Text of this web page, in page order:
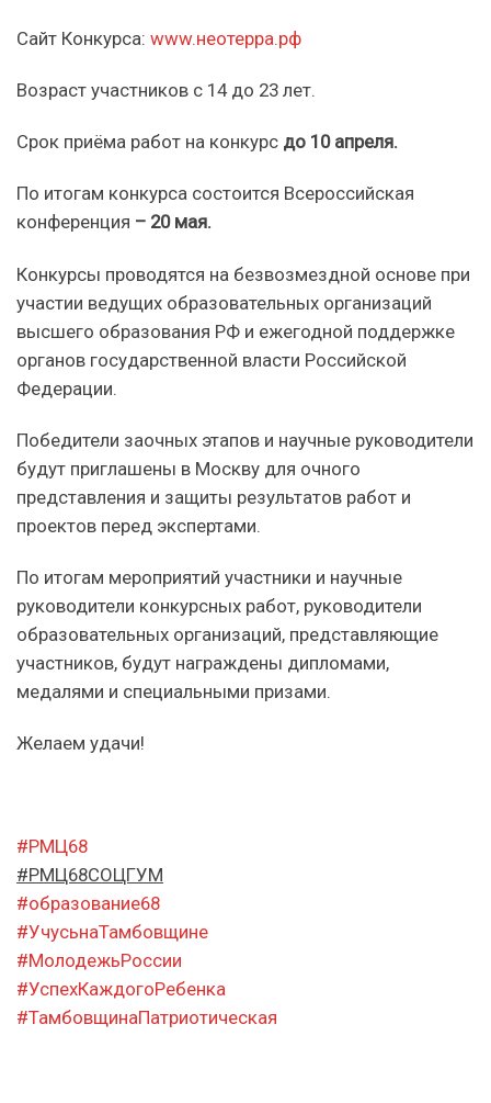
Сайт Конкурса: www.неотерра.рф
Возраст участников с 14 до 23 лет.
Срок приёма работ на конкурс до 10 апреля.
По итогам конкурса состоится Всероссийская
конференция – 20 мая.
Конкурсы проводятся на безвозмездной основе при
участии ведущих образовательных организаций
высшего образования РФ и ежегодной поддержке
органов государственной власти Российской
Федерации.
Победители заочных этапов и научные руководители
будут приглашены в Москву для очного
представления и защиты результатов работ и
проектов перед экспертами.
По итогам мероприятий участники и научные
руководители конкурсных работ, руководители
образовательных организаций, представляющие
участников, будут награждены дипломами,
медалями и специальными призами.
Желаем удачи!
#РМЦ68
#РМЦ68СОЦГУМ
#образование68
#УчусьнаТамбовщине
#МолодежьРоссии
#УспехКаждогоРебенка
#ТамбовщинаПатриотическая